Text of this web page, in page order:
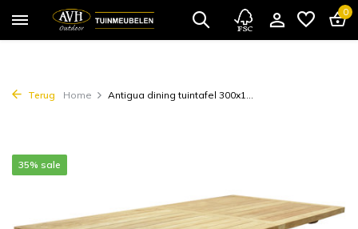
0
Terug Home Antigua dining tuintafel 300x1...
35% sale